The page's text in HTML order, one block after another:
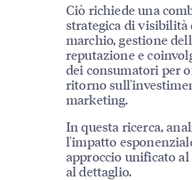
Ciò richiede una
strategica di visibilità
marchio, gestione
reputazione e
dei consumatori per
ritorno
marketing.
In questa ricerca,
l'impatto
approccio unificato
al dettaglio.